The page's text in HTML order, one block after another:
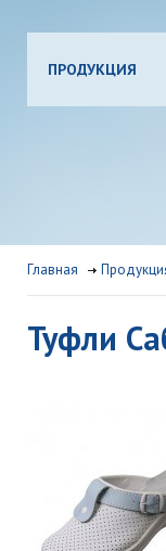
ПРОДУКЦИЯ
Главная
Туфли